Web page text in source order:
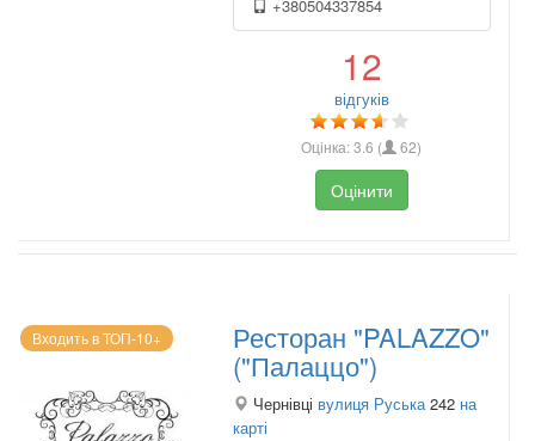
+380504337854
12
відгуків
Оцінка:3.6 ( 62)
Оцінити
Входить в ТОП-10+ Ресторан "PALAZZO"
("Палаццо")
Чернівці вулиця Руська242 на
карті